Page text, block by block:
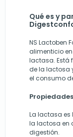
Qué es y
NS Lactoben
alimenticio
lactasa. Está
de la lactosa
el consumo
La lactasa es
la lactosa en
digestión.